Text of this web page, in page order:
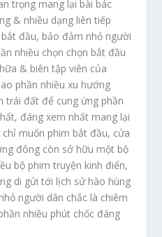
trọng mang lại bài bác
& nhiều dạng liên tiếp
đầu, bảo đảm nhỏ người
nhiều chọn chọn bắt đầu
& biên tập viên của
phần nhiều xu hướng
trái đất để cung ứng phần
đáng xem nhất mang lại
muốn phim bắt đầu, cửa
đông còn sở hữu một bộ
bộ phim truyện kinh điển,
di gửi tới lịch sử hào hùng
người dân chắc là chiêm
nhiều phút chốc đáng